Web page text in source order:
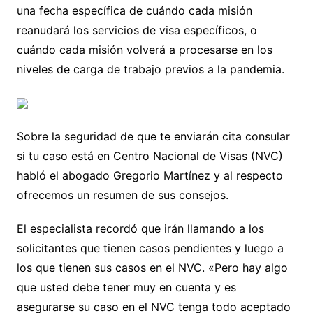
una fecha específica de cuándo cada misión
reanudará los servicios de visa específicos, o
cuándo cada misión volverá a procesarse en los
niveles de carga de trabajo previos a la pandemia.
Sobre la seguridad de que te enviarán cita consular
si tu caso está en Centro Nacional de Visas (NVC)
habló el abogado Gregorio Martínez y al respecto
ofrecemos un resumen de sus consejos.
El especialista recordó que irán llamando a los
solicitantes que tienen casos pendientes y luego a
los que tienen sus casos en el NVC. «Pero hay algo
que usted debe tener muy en cuenta y es
asegurarse su caso en el NVC tenga todo aceptado